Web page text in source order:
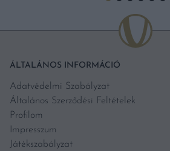
ÁLTALÁNOS INFORMÁCIÓ
Adatvédelmi Szabályzat
Általános Szerződési Feltételek
Profilom
Impresszum
Játékszabályzat